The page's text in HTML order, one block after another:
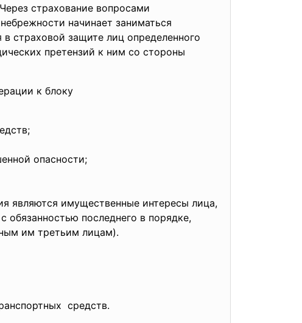
страхование вопросами
начинает заниматься
страховой защите лиц определенного
претензий к ним со стороны
к блоку
опасности;
являются имущественные интересы лица,
обязанностью последнего в порядке,
им третьим лицам).
средств.